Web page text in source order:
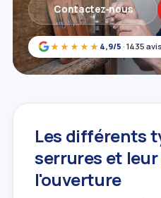
★★★★★ 4,9/5 · 1435
Contactez‑nous
Les différents
serrures et
l'ouverture